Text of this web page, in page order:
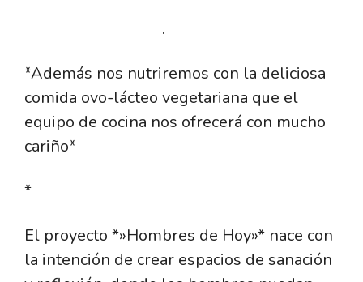
.
*Además nos nutriremos con la deliciosa
comida ovo-lácteo vegetariana que el
equipo de cocina nos ofrecerá con mucho
cariño*
*
El proyecto *»Hombres de Hoy»* nace con
la intención de crear espacios de sanación